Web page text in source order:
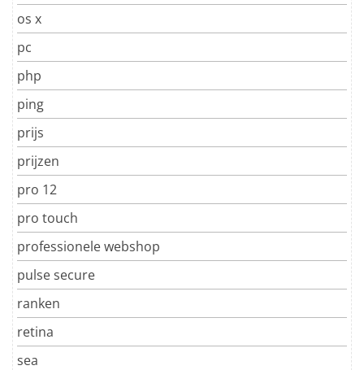
os x
pc
php
ping
prijs
prijzen
pro 12
pro touch
professionele webshop
pulse secure
ranken
retina
sea